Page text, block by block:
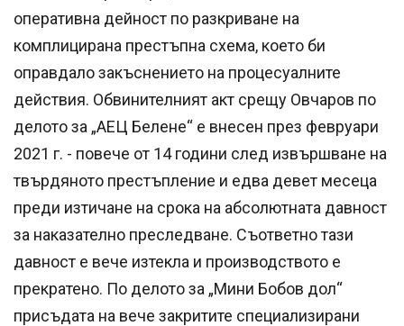
оперативна дейност по разкриване на
комплицирана престъпна схема, което би
оправдало закъснението на процесуалните
действия. Обвинителният акт срещу Овчаров по
делото за „АЕЦ Белене“ е внесен през февруари
2021 г. - повече от 14 години след извършване на
твърдяното престъпление и едва девет месеца
преди изтичане на срока на абсолютната давност
за наказателно преследване. Съответно тази
давност е вече изтекла и производството е
прекратено. По делото за „Мини Бобов дол“
присъдата на вече закритите специализирани